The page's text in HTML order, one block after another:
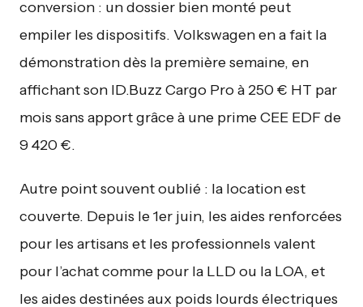
conversion : un dossier bien monté peut
empiler les dispositifs. Volkswagen en a fait la
démonstration dès la première semaine, en
affichant son ID.Buzz Cargo Pro à 250 € HT par
mois sans apport grâce à une prime CEE EDF de
9 420 €.
Autre point souvent oublié : la location est
couverte. Depuis le 1er juin, les aides renforcées
pour les artisans et les professionnels valent
pour l’achat comme pour la LLD ou la LOA, et
les aides destinées aux poids lourds électriques